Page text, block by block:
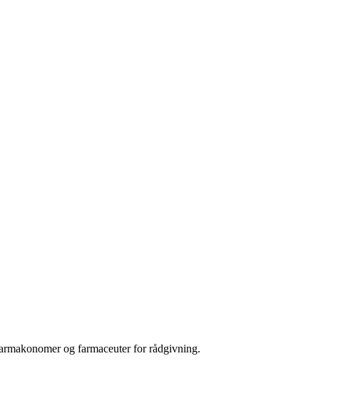
og farmaceuter for rådgivning.